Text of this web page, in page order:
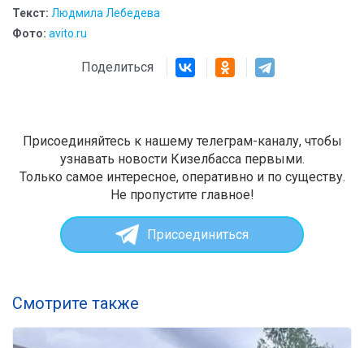
Текст: Людмила Лебедева
Фото: avito.ru
Поделиться
Присоединяйтесь к нашему телеграм-каналу, чтобы
узнавать новости Кизелбасса первыми.
Только самое интересное, оперативно и по существу.
Не пропустите главное!
Присоединиться
Смотрите также